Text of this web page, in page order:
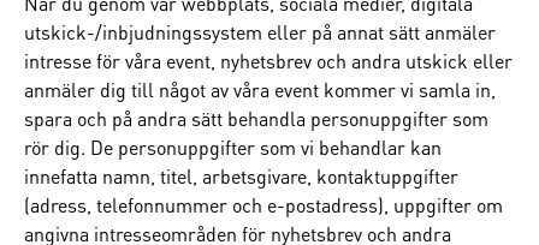
utskick-/inbjudningssystem eller på annat sätt anmäler
intresse för våra event, nyhetsbrev och andra utskick eller
anmäler dig till något av våra event kommer vi samla in,
spara och på andra sätt behandla personuppgifter som
rör dig. De personuppgifter som vi behandlar kan
innefatta namn, titel, arbetsgivare, kontaktuppgifter
(adress, telefonnummer och e-postadress), uppgifter om
angivna intresseområden för nyhetsbrev och andra